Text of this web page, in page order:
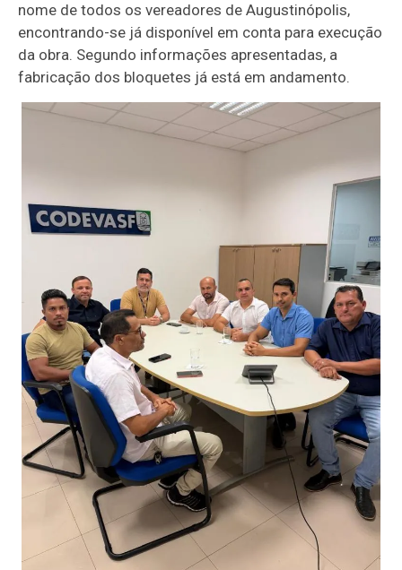
nome de todos os vereadores de Augustinópolis,
encontrando-se já disponível em conta para execução
da obra. Segundo informações apresentadas, a
fabricação dos bloquetes já está em andamento.